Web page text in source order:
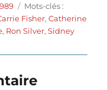
Étiquettes
Mots-clés :
Fisher,Catherine
, Ron Silver,Sidney